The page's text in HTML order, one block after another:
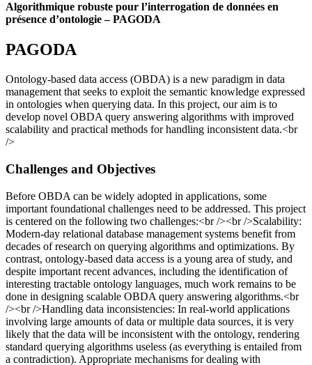
Algorithmique robuste pour l’interrogation de données en
présence d’ontologie – PAGODA
PAGODA
Ontology-based data access (OBDA) is a new paradigm in data
management that seeks to exploit the semantic knowledge expressed
in ontologies when querying data. In this project, our aim is to
develop novel OBDA query answering algorithms with improved
scalability and practical methods for handling inconsistent data.<br
/>
Challenges and Objectives
Before OBDA can be widely adopted in applications, some
important foundational challenges need to be addressed. This project
is centered on the following two challenges:<br /><br />Scalability:
Modern-day relational database management systems benefit from
decades of research on querying algorithms and optimizations. By
contrast, ontology-based data access is a young area of study, and
despite important recent advances, including the identification of
interesting tractable ontology languages, much work remains to be
done in designing scalable OBDA query answering algorithms.<br
/><br />Handling data inconsistencies: In real-world applications
involving large amounts of data or multiple data sources, it is very
likely that the data will be inconsistent with the ontology, rendering
standard querying algorithms useless (as everything is entailed from
a contradiction). Appropriate mechanisms for dealing with